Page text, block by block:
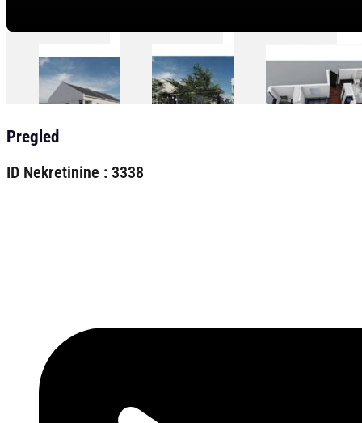
Pregled
ID Nekretinine : 3338